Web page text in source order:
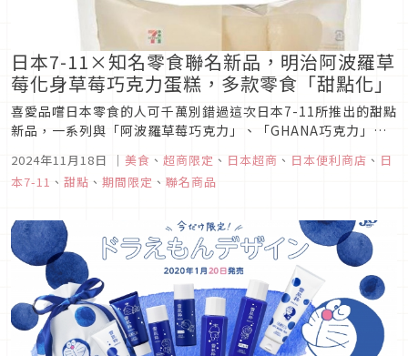
日本7-11×知名零食聯名新品，明治阿波羅草
莓化身草莓巧克力蛋糕，多款零食「甜點化」
喜愛品嚐日本零食的人可千萬別錯過這次日本7-11所推出的甜點
新品，一系列與「阿波羅草莓巧克力」、「GHANA巧克力」、
食的美味融入甜點當中，為喜愛這些零食的粉絲創造出新穎的味
蕾體驗。
2024年11月18日 ｜ 美食 、 超商限定 、 日本超商 、 日本便利商店 、 日
本7-11 、 甜點 、 期間限定 、 聯名商品